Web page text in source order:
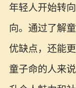
年轻人开始转
向。通过了解
优缺点，还能
童子命的人来